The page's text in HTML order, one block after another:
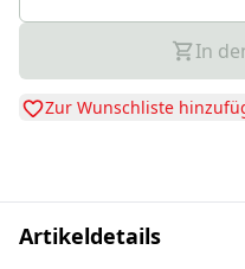
In
Zur Wunschliste
Artikeldetails